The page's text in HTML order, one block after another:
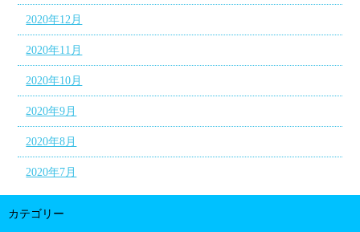
2020年12月
2020年11月
2020年10月
2020年9月
2020年8月
2020年7月
カテゴリー